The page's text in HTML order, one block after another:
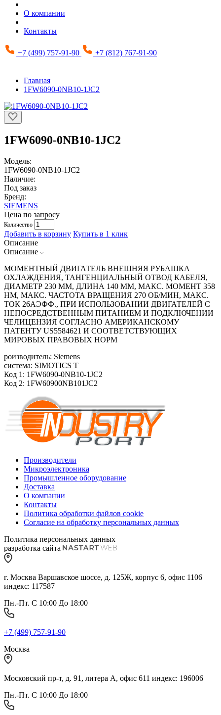
О компании
Контакты
+7 (499) 757-91-90 +7 (812) 767-91-90
Главная
1FW6090-0NB10-1JC2
1FW6090-0NB10-1JC2
Модель:
1FW6090-0NB10-1JC2
Наличие:
Под заказ
Бренд:
SIEMENS
Цена по запросу
Количество
Добавить в корзину Купить в 1 клик
Описание
Описание
МОМЕНТНЫЙ ДВИГАТЕЛЬ ВНЕШНЯЯ РУБАШКА
ОХЛАЖДЕНИЯ, ТАНГЕНЦИАЛЬНЫЙ ОТВОД КАБЕЛЯ,
ДИАМЕТР 230 ММ, ДЛИНА 140 ММ, МАКС. МОМЕНТ 358
HM, МАКС. ЧАСТОТА ВРАЩЕНИЯ 270 ОБ/MИН, МАКС.
ТОК 26АЭФФ., ПРИ ИСПОЛЬЗОВАНИИ ДВИГАТЕЛЕЙ С
НЕПОСРЕДСТВЕННЫМ ПИТАНИЕМ И ПОДКЛЮЧЕНИИ
ЧЕЛИЦЕНЗИЯ СОГЛАСНО АМЕРИКАНСКОМУ
ПАТЕНТУ US5584621 И СООТВЕТСТВУЮЩИХ
МИРОВЫХ ПРАВОВЫХ НОРМ
роизводитель: Siemens
система: SIMOTICS T
Код 1: 1FW6090-0NB10-1JC2
Код 2: 1FW60900NB101JC2
Производители
Микроэлектроника
Промышленное оборудование
Доставка
О компании
Контакты
Политика обработки файлов cookie
Согласие на обработку персональных данных
Политика персональных данных
разработка сайта
г. Москва Варшавское шоссе, д. 125Ж, корпус 6, офис 1106
индекс: 117587
Пн.-Пт. С 10:00 До 18:00
+7 (499) 757-91-90
Москва
Московский пр-т, д. 91, литера А, офис 611 индекс: 196006
Пн.-Пт. С 10:00 До 18:00